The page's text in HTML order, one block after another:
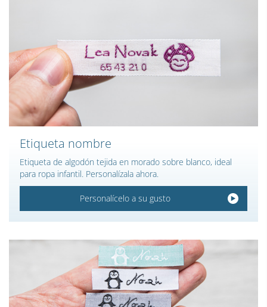
Etiqueta nombre
Etiqueta de algodón tejida en morado sobre blanco, ideal
para ropa infantil. Personalízala ahora.
Personalícelo a su gusto